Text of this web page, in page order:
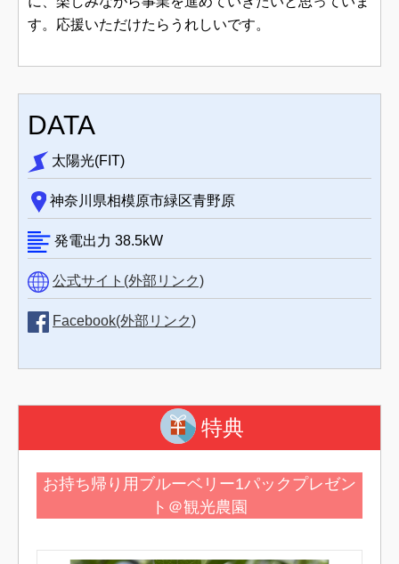
す。応援いただけたらうれしいです。
DATA
太陽光(FIT)
神奈川県相模原市緑区青野原
発電出力38.5kW
公式サイト(外部リンク)
Facebook(外部リンク)
特典
お持ち帰り用ブルーベリー1パックプレゼン
ト＠観光農園